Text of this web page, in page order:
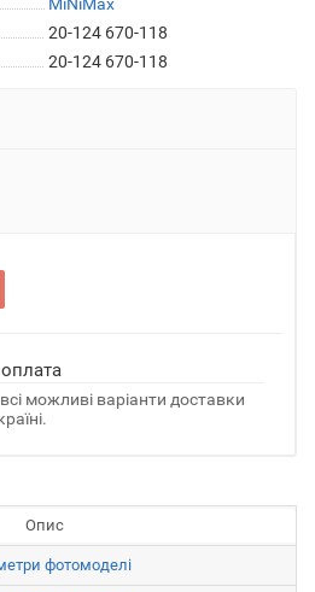
20-124 670-118
20-124 670-118
можливі варіанти доставки
Опис
фотомоделі